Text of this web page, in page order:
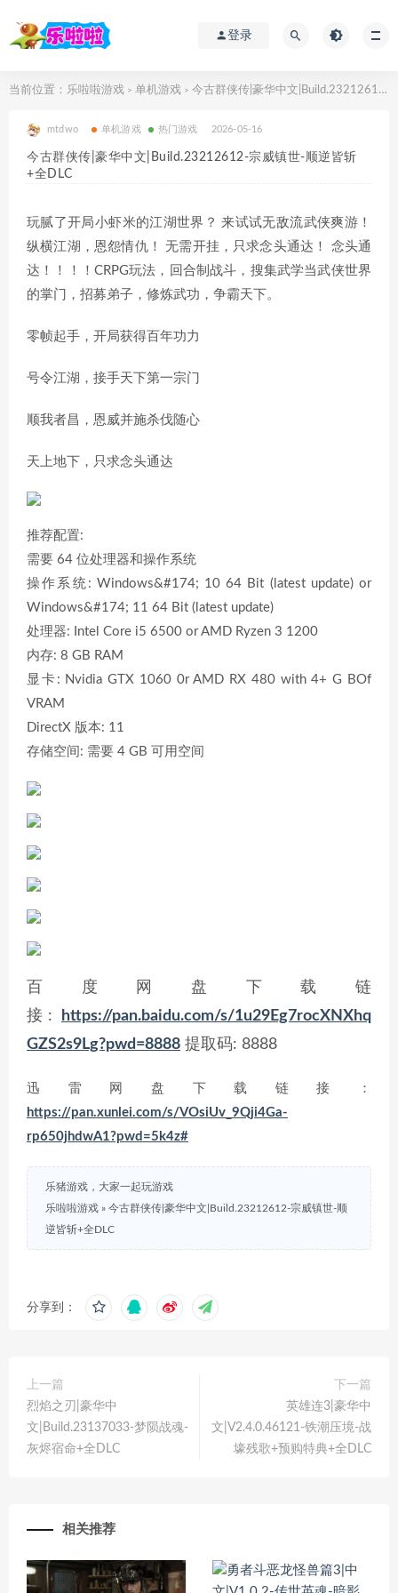
登录
当前位置： 乐啦啦游戏 > 单机游戏 > 今古群侠传|豪华中文|Build.23212612-宗威镇世-顺逆皆斩+全DLC
mtdwo 单机游戏 热门游戏 2026-05-16
今古群侠传|豪华中文|Build.23212612-宗威镇世-顺逆皆斩
+全DLC
玩腻了开局小虾米的江湖世界？ 来试试无敌流武侠爽游！
纵横江湖，恩怨情仇！ 无需开挂，只求念头通达！ 念头通
达！！！！CRPG玩法，回合制战斗，搜集武学当武侠世界
的掌门，招募弟子，修炼武功，争霸天下。
零帧起手，开局获得百年功力
号令江湖，接手天下第一宗门
顺我者昌，恩威并施杀伐随心
天上地下，只求念头通达
推荐配置:
需要 64 位处理器和操作系统
操作系统: Windows&#174; 10 64 Bit (latest update) or
Windows&#174; 11 64 Bit (latest update)
处理器: Intel Core i5 6500 or AMD Ryzen 3 1200
内存: 8 GB RAM
显卡: Nvidia GTX 1060 0r AMD RX 480 with 4+ G BOf
VRAM
DirectX 版本: 11
存储空间: 需要 4 GB 可用空间
百度网盘下载链
接:
https://pan.baidu.com/s/1u29Eg7rocXNXhq
GZS2s9Lg?pwd=8888 提取码: 8888
迅雷网盘下载链接：
https://pan.xunlei.com/s/VOsiUv_9Qji4Ga-
rp650jhdwA1?pwd=5k4z#
乐猪游戏，大家一起玩游戏
乐啦啦游戏 » 今古群侠传|豪华中文|Build.23212612-宗威镇世-顺
逆皆斩+全DLC
分享到：
上一篇
烈焰之刃|豪华中
文|Build.23137033-梦陨战魂-
灰烬宿命+全DLC
下一篇
英雄连3|豪华中
文|V2.4.0.46121-铁潮压境-战
壕残歌+预购特典+全DLC
相关推荐